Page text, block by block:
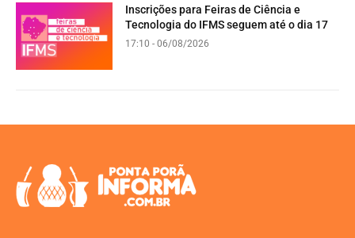
Inscrições para Feiras de Ciência e
Tecnologia do IFMS seguem até o dia 17
17:10 - 06/08/2026